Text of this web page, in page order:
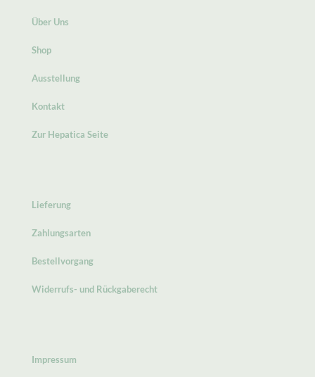
Über Uns
Shop
Ausstellung
Kontakt
Zur Hepatica Seite
Lieferung
Zahlungsarten
Bestellvorgang
Widerrufs- und Rückgaberecht
Impressum